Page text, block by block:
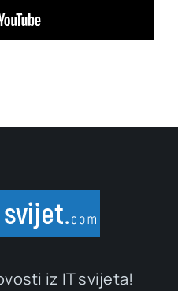
iz IT svijeta!